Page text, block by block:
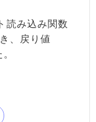
読み込み関数
、戻り値